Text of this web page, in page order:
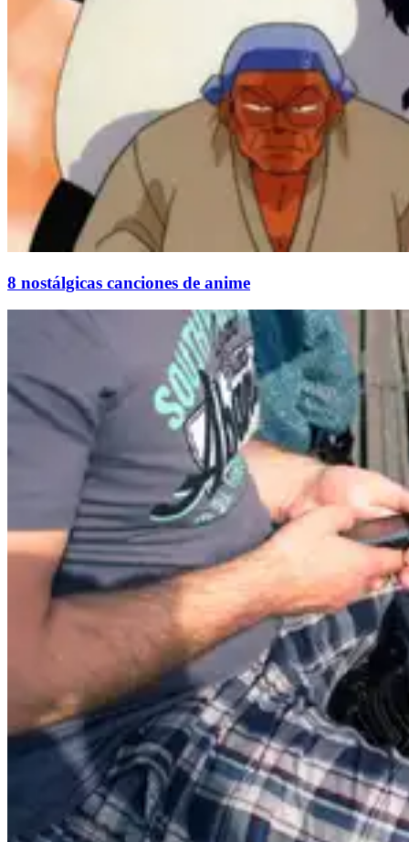
8 nostálgicas canciones de anime